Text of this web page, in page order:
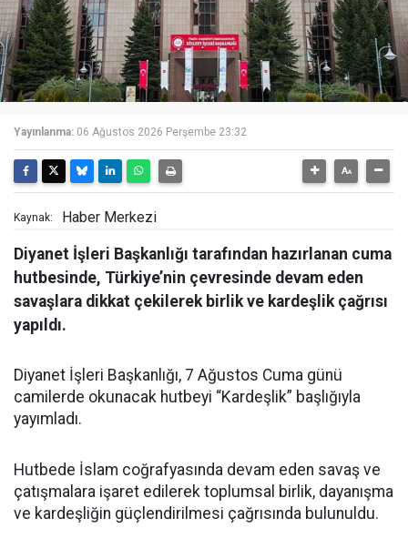
Yayınlanma: 06 Ağustos 2026 Perşembe 23:32
Kaynak: Haber Merkezi
Diyanet İşleri Başkanlığı tarafından hazırlanan cuma
hutbesinde, Türkiye’nin çevresinde devam eden
savaşlara dikkat çekilerek birlik ve kardeşlik çağrısı
yapıldı.
Diyanet İşleri Başkanlığı, 7 Ağustos Cuma günü
camilerde okunacak hutbeyi “Kardeşlik” başlığıyla
yayımladı.
Hutbede İslam coğrafyasında devam eden savaş ve
çatışmalara işaret edilerek toplumsal birlik, dayanışma
ve kardeşliğin güçlendirilmesi çağrısında bulunuldu.